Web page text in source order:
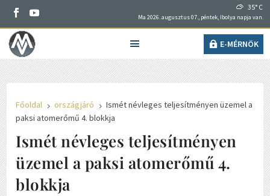
35° C
Ma 2026. augusztus 07., péntek, Ibolya napja van.
E-MÉRNÖK
Főoldal 5 országjáró 5 Ismét névleges teljesítményen üzemel a
paksi atomerőmű 4. blokkja
Ismét névleges teljesítményen
üzemel a paksi atomerőmű 4.
blokkja